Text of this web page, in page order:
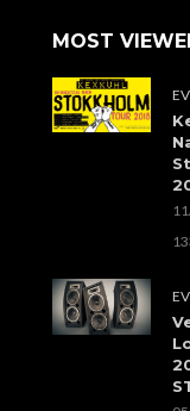
MOST